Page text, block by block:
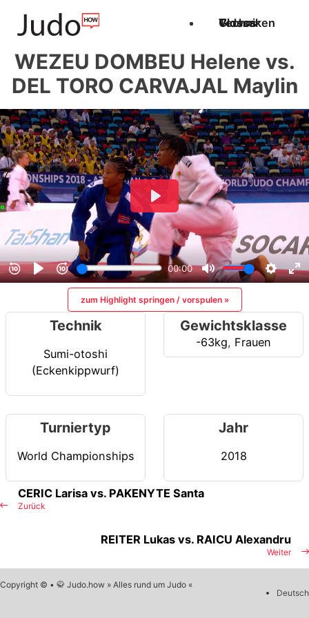
Techniken
Videos
Glossar
WEZEU DOMBEU Helene vs.
DEL TORO CARVAJAL Maylin
zum Highlight springen / vorspulen »
Technik
Sumi-otoshi
(Eckenkippwurf)
Gewichtsklasse
-63kg, Frauen
Turniertyp
World Championships
Jahr
2018
Zurück
CERIC Larisa vs. PAKENYTE Santa
Weiter
REITER Lukas vs. RAICU Alexandru
Copyright © • 🥋 Judo.how » Alles rund um Judo «
Deutsch